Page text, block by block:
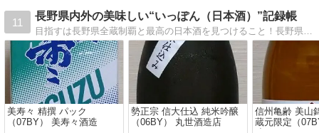
11
長野県内外の美味しい“いっぽん（日本酒）”記録帳
美寿々 精撰 パック
（07BY） 美寿々酒造
勢正宗 信大仕込 純米吟醸
（06BY） 丸世酒造店
信州亀齢 美山
蔵元限定（